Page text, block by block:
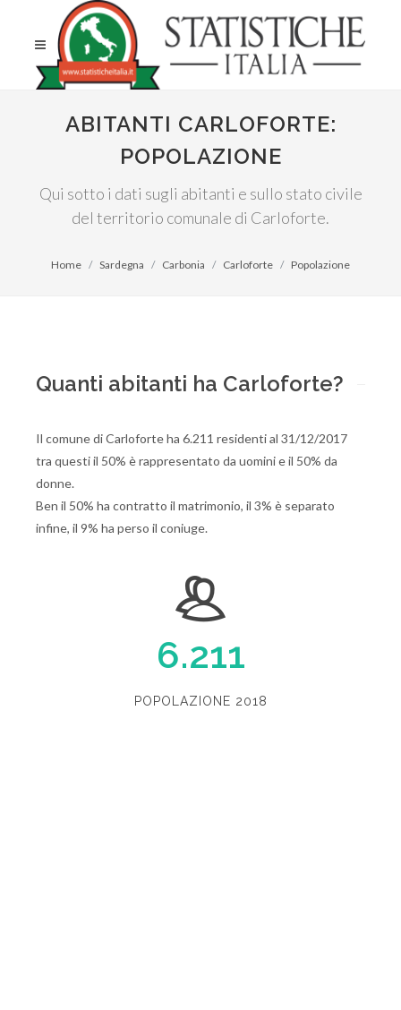
ABITANTI CARLOFORTE:
POPOLAZIONE
Qui sotto i dati sugli abitanti e sullo stato civile
del territorio comunale di Carloforte.
Home Sardegna Carbonia Carloforte Popolazione
Quanti abitanti ha Carloforte?
Il comune di Carloforte ha 6.211 residenti al 31/12/2017
tra questi il 50% è rappresentato da uomini e il 50% da
donne.
Ben il 50% ha contratto il matrimonio, il 3% è separato
infine, il 9% ha perso il coniuge.
6.211
POPOLAZIONE 2018